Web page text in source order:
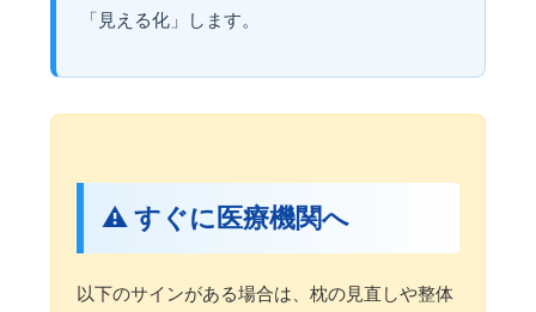
「見える化」します。
⚠️ すぐに医療機関へ
以下のサインがある場合は、枕の見直しや整体